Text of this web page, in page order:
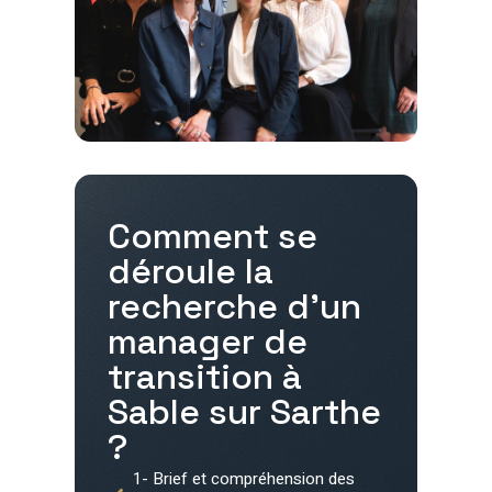
Comment se
déroule la
recherche d'un
manager de
transition à
Sable sur Sarthe
?
1- Brief et compréhension des